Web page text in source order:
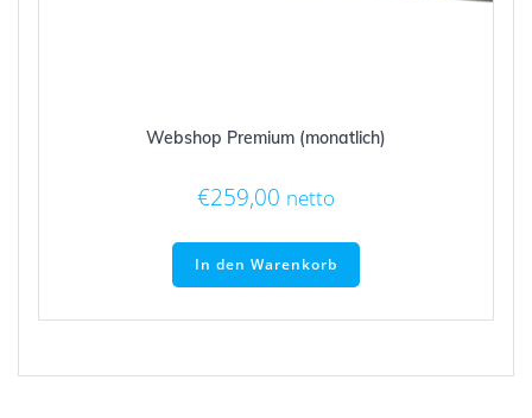
Webshop Premium (monatlich)
€259,00 netto
In den Warenkorb